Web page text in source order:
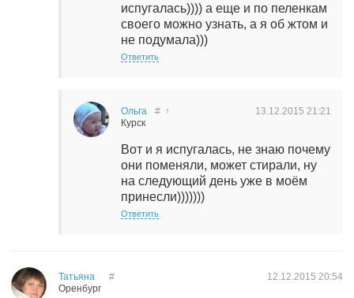
испугалась)))) а еще и по пеленкам
своего можно узнать, а я об жтом и
не подумала)))
Ответить
Ольга
Курск
13.12.2015 21:21
# ↑
Вот и я испугалась, не знаю почему
они поменяли, может стирали, ну
на следующий день уже в моём
принесли)))))))
Ответить
Татьяна
Оренбург
12.12.2015 20:54
#